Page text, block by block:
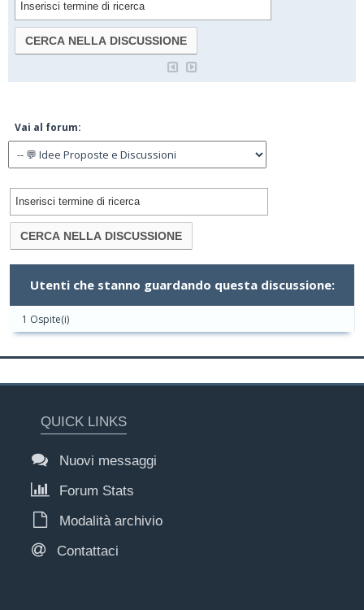
Vai al forum:
Utenti che stanno guardando questa discussione:
1 Ospite(i)
QUICK LINKS
Nuovi messaggi
Forum Stats
Modalità archivio
Contattaci